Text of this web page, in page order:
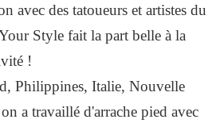
avec des tatoueurs et artistes du
Style fait la part belle à la
!
Philippines, Italie, Nouvelle
a travaillé d'arrache pied avec